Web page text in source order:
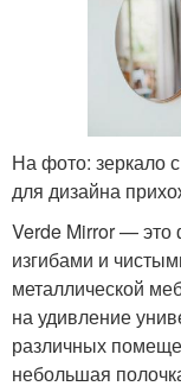
На фото: зеркало
для дизайна
Verde Mirror — это
изгибами и
металлической
на удивление
различных
небольшая